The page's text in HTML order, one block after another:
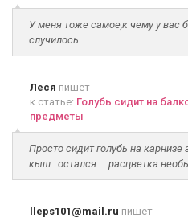
У меня тоже самое,к чему у вас
случилось
Леся пишет
к статье: Голубь сидит на
предметы
Просто сидит голубь на карнизе
кыш...остался ... расцветка
lleps101@mail.ru пишет